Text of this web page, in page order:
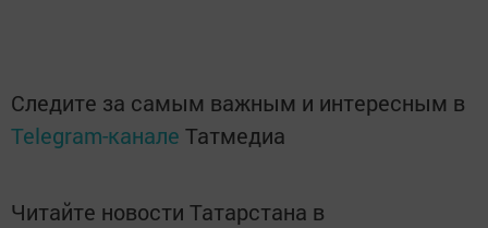
Следите за самым важным и интересным в
Telegram-канале Татмедиа
Читайте новости Татарстана в